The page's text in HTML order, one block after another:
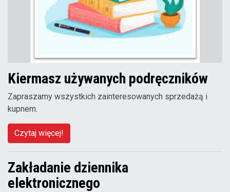
Kiermasz używanych podręczników
Zapraszamy wszystkich zainteresowanych sprzedażą i
kupnem.
Czytaj więcej!
Zakładanie dziennika
elektronicznego